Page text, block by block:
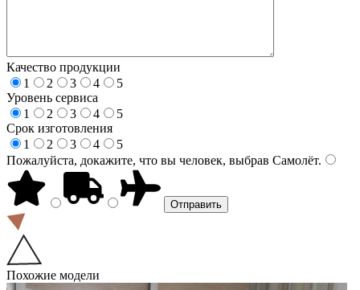
Качество продукции
1
2 3 4
5
Уровень сервиса
1
2 3 4
5
Срок изготовления
1
2 3 4
5
Пожалуйста, докажите, что вы человек, выбрав Самолёт.
Похожие модели